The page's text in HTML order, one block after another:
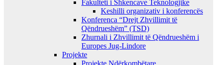
Fakulteti i Shkencave Teknologjike
Keshilli organizativ i konferencës
Konferenca “Drejt Zhvillimit të
Qëndrueshëm” (TSD)
Zhurnali i Zhvillimit të Qëndrueshëm i
Europes Jug-Lindore
Projekte
Projekte Ndërkombëtare